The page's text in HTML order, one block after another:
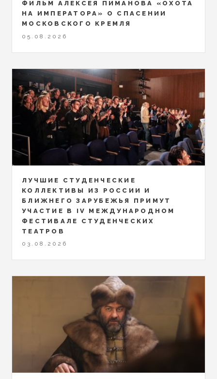
ФИЛЬМ АЛЕКСЕЯ ПИМАНОВА «ОХОТА
НА ИМПЕРАТОРА» О СПАСЕНИИ
МОСКОВСКОГО КРЕМЛЯ
05.08.2026
ЛУЧШИЕ СТУДЕНЧЕСКИЕ
КОЛЛЕКТИВЫ ИЗ РОССИИ И
БЛИЖНЕГО ЗАРУБЕЖЬЯ ПРИМУТ
УЧАСТИЕ В IV МЕЖДУНАРОДНОМ
ФЕСТИВАЛЕ СТУДЕНЧЕСКИХ
ТЕАТРОВ
03.08.2026